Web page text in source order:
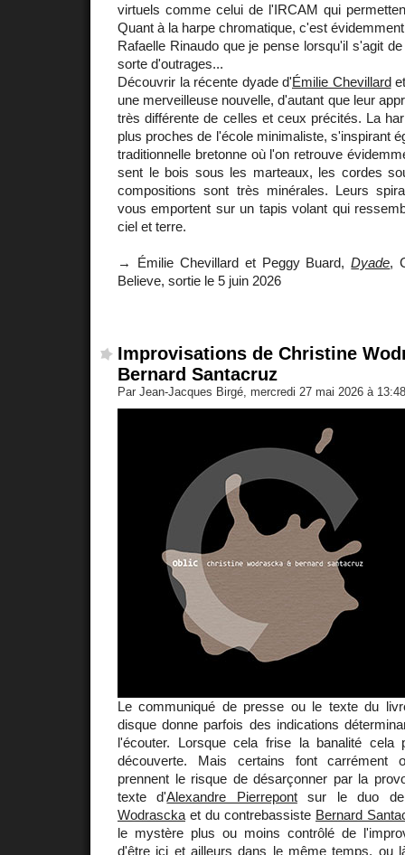
virtuels comme celui de l'IRCAM qui
Quant à la harpe chromatique, c'est
Rafaelle Rinaudo que je pense lorsqu'il s'agit
sorte d'outrages...
Découvrir la récente dyade d'Émilie Chevillard
une merveilleuse nouvelle, d'autant que leur
très différente de celles et ceux précités. La
plus proches de l'école minimaliste, s'inspirant
traditionnelle bretonne où l'on retrouve
sent le bois sous les marteaux, les cordes
compositions sont très minérales. Leurs
vous emportent sur un tapis volant qui
ciel et terre.
→ Émilie Chevillard et Peggy Buard,Dyade,
Believe, sortie le 5 juin 2026
Improvisations de Christine
Bernard Santacruz
Par Jean-Jacques Birgé, mercredi 27 mai 2026 à
Le communiqué de presse ou le texte du
disque donne parfois des indications
l'écouter. Lorsque cela frise la banalité
découverte. Mais certains font carrément
prennent le risque de désarçonner par la
texte d'Alexandre Pierrepontsur le duo
Wodrascka et du contrebassiste Bernard
le mystère plus ou moins contrôlé de
d'être ici et ailleurs dans le même temps, ou